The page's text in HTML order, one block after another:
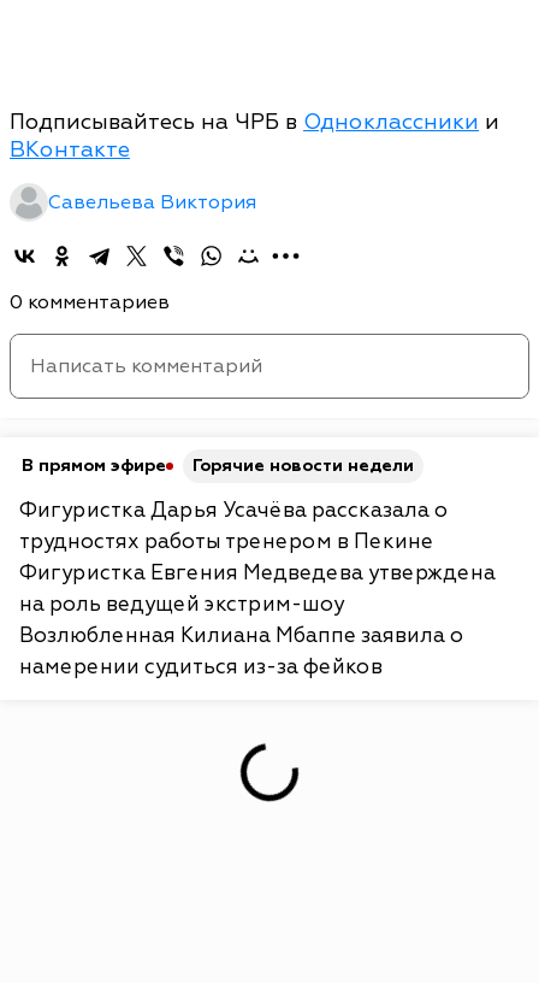
Подписывайтесь на ЧРБ в Одноклассники и
ВКонтакте
Савельева Виктория
0 комментариев
В прямом эфире Горячие новости недели
Фигуристка Дарья Усачёва рассказала о
трудностях работы тренером в Пекине
Фигуристка Евгения Медведева утверждена
на роль ведущей экстрим-шоу
Возлюбленная Килиана Мбаппе заявила о
намерении судиться из-за фейков